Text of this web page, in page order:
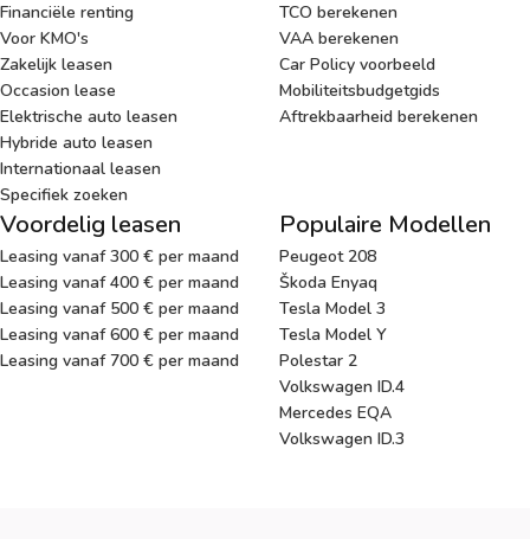
Financiële renting
Voor KMO's
Zakelijk leasen
Occasion lease
Elektrische auto leasen
Hybride auto leasen
Internationaal leasen
Specifiek zoeken
TCO berekenen
VAA berekenen
Car Policy voorbeeld
Mobiliteitsbudgetgids
Aftrekbaarheid berekenen
Voordelig leasen
Leasing vanaf 300 € per maand
Leasing vanaf 400 € per maand
Leasing vanaf 500 € per maand
Leasing vanaf 600 € per maand
Leasing vanaf 700 € per maand
Populaire Modellen
Peugeot 208
Škoda Enyaq
Tesla Model 3
Tesla Model Y
Polestar 2
Volkswagen ID.4
Mercedes EQA
Volkswagen ID.3